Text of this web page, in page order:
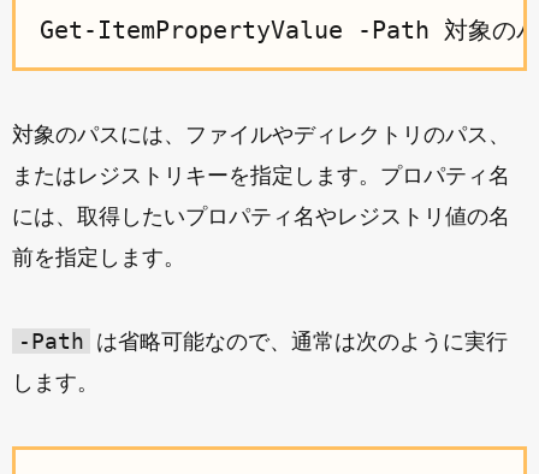
対象のパスには、ファイルやディレクトリのパス、
またはレジストリキーを指定します。プロパティ名
には、取得したいプロパティ名やレジストリ値の名
前を指定します。
-Path は省略可能なので、通常は次のように実行
します。